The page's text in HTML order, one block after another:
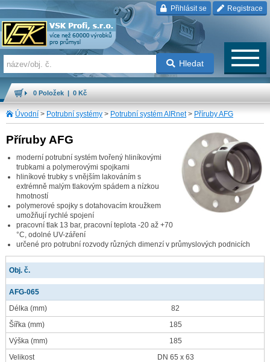
Přihlásit se Registrace
Hledat
0 Položek | 0 Kč
Úvodní > Potrubní systémy > Potrubní systém AIRnet> Příruby AFG
Příruby AFG
moderní potrubní systém tvořený hliníkovými
trubkami a polymerovými spojkami
hliníkové trubky s vnějším lakováním s
extrémně malým tlakovým spádem a nízkou
hmotností
polymerové spojky s dotahovacím kroužkem
umožňují rychlé spojení
pracovní tlak 13 bar, pracovní teplota -20 až +70
°C, odolné UV-záření
určené pro potrubní rozvody různých dimenzí v průmyslových podnicích
Obj. č.
AFG-065
Délka (mm)
82
Šířka (mm)
185
Výška (mm)
185
Velikost
DN 65 x 63